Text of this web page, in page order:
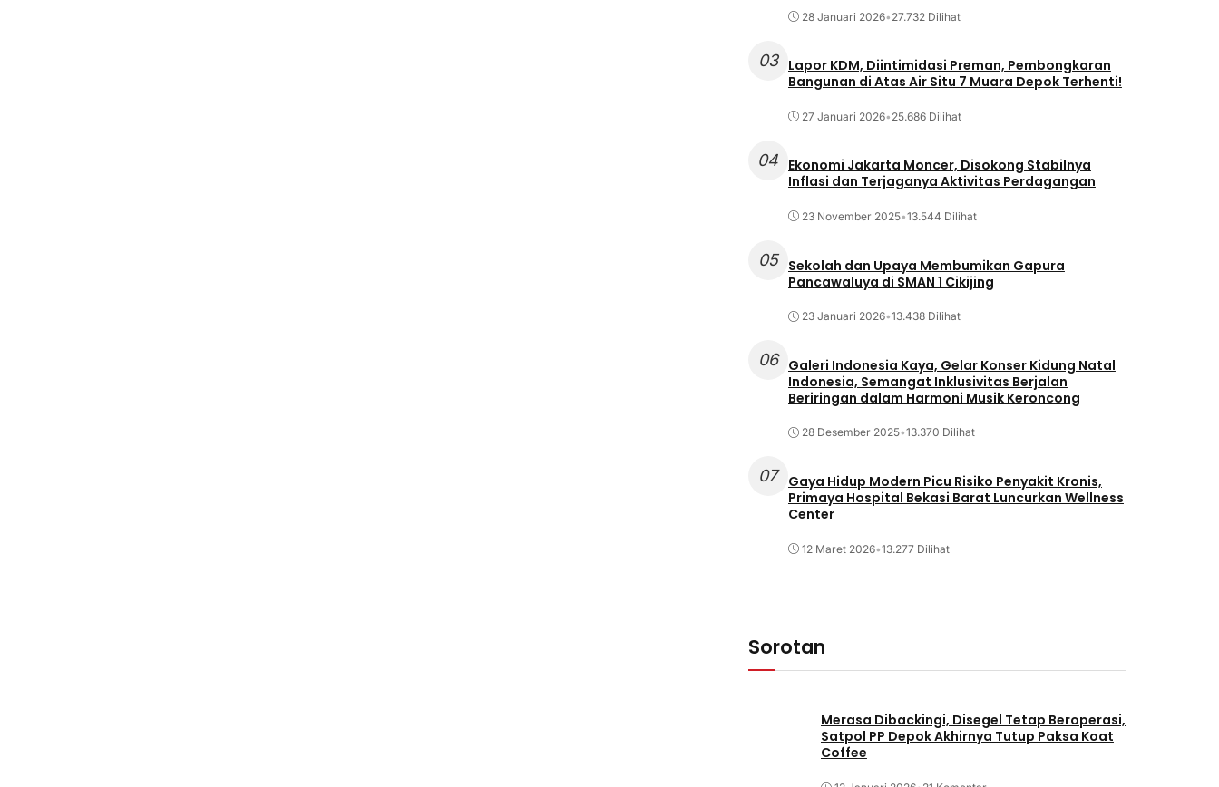
28 Januari 2026• 27.732 Dilihat
03
Lapor KDM, Diintimidasi Preman, Pembongkaran
Bangunan di Atas Air Situ 7 Muara Depok Terhenti!
27 Januari 2026• 25.686 Dilihat
04 Ekonomi Jakarta Moncer, Disokong Stabilnya
Inflasi dan Terjaganya Aktivitas Perdagangan
23 November 2025•13.544 Dilihat
05
Sekolah dan Upaya Membumikan Gapura
Pancawaluya di SMAN 1 Cikijing
23 Januari 2026•13.438 Dilihat
06
Galeri Indonesia Kaya, Gelar Konser Kidung Natal
Indonesia, Semangat Inklusivitas Berjalan
Beriringan dalam Harmoni Musik Keroncong
28 Desember 2025•13.370 Dilihat
07
Gaya Hidup Modern Picu Risiko Penyakit Kronis,
Primaya Hospital Bekasi Barat Luncurkan Wellness
Center
12 Maret 2026•13.277 Dilihat
Sorotan
Merasa Dibackingi, Disegel Tetap Beroperasi,
Satpol PP Depok Akhirnya Tutup Paksa Koat
Coffee